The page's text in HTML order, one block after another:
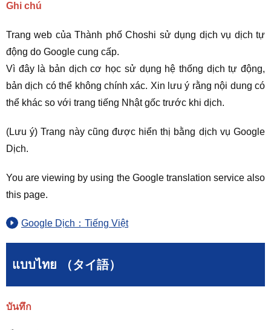
Ghi chú
Trang web của Thành phố Choshi sử dụng dịch vụ dịch tự
động do Google cung cấp.
Vì đây là bản dịch cơ học sử dụng hệ thống dịch tự động,
bản dịch có thể không chính xác. Xin lưu ý rằng nội dung có
thể khác so với trang tiếng Nhật gốc trước khi dịch.
(Lưu ý) Trang này cũng được hiển thị bằng dịch vụ Google
Dịch.
You are viewing by using the Google translation service also
this page.
Google Dịch：Tiếng Việt
แบบไทย （タイ語）
บันทึก